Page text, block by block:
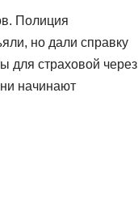
Полиция
но дали справку
для страховой через
начинают